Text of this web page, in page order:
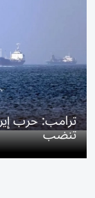
ترامب: حرب
تنضب